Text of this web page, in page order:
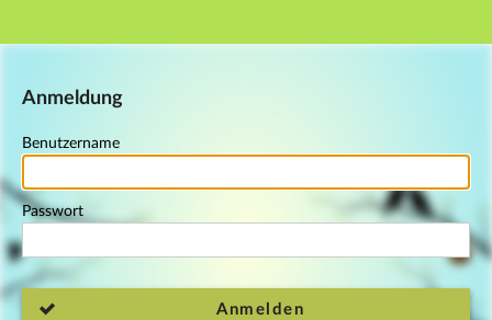
Hauptnavigation
Anmeldung
Benutzername
Passwort
Anmelden